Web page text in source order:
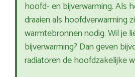
hoofd- en bijverwarming. Als
draaien als hoofdverwarming
warmtebronnen nodig. Wil je
bijverwarming? Dan geven
radiatoren de hoofdzakelijke